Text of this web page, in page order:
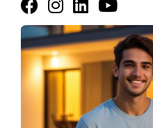
Analicemos tres ejemplos
ICDV afecta las decisiones
En Punta Cana, el
ICDV, lo que ha llevado
en el sector
concentrándose en